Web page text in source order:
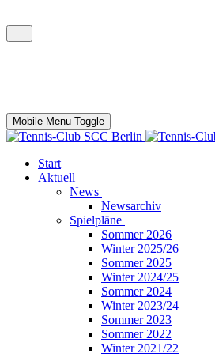
Mobile Menu Toggle
Start
Aktuell
News
Newsarchiv
Spielpläne
Sommer 2026
Winter 2025/26
Sommer 2025
Winter 2024/25
Sommer 2024
Winter 2023/24
Sommer 2023
Sommer 2022
Winter 2021/22